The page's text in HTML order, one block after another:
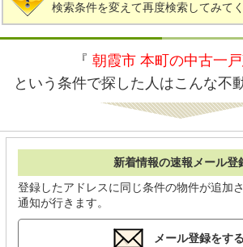
検索条件を変えて再度検索してみてく
『 朝霞市 本町の中古一
という条件で探した人はこんな不
新着情報の速報メール登
登録したアドレスに同じ条件の物件が追加
通知が行きます。
メール登録をする